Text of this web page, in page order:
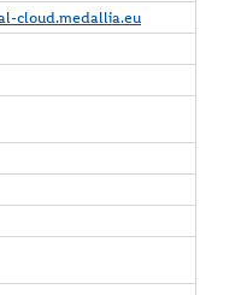
cloud.medallia.eu